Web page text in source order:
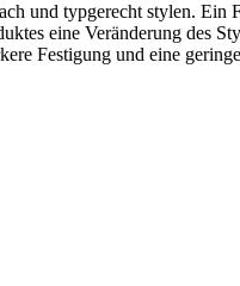
und typgerecht stylen. Ein
eine Veränderung des
Festigung und eine